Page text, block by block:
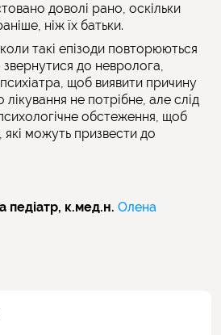
доволі рано, оскільки
ніж їх батьки.
такі епізоди повторюються
до невролога,
щоб виявити причину
лікування не потрібне, але слід
обстеження, щоб
які можуть призвести до
педіатр, к.мед.н. Олена